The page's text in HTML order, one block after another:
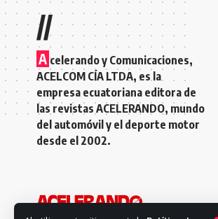
//
A celerando y Comunicaciones,
ACELCOM CÍA LTDA, es la
empresa ecuatoriana editora de
las revistas ACELERANDO, mundo
del automóvil y el deporte motor
desde el 2002.